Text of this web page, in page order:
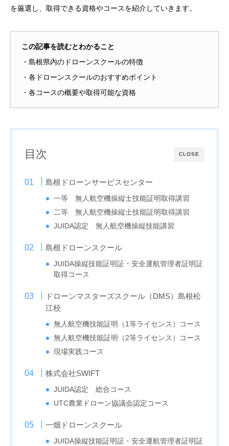
を厳選し、取得できる資格やコースを紹介していきます。
この記事を読むとわかること
・島根県内のドローンスクールの特徴
・各ドローンスクールのおすすめポイント
・各コースの概要や取得可能な資格
CLOSE
目次
島根ドローンサービスセンター
一等 無人航空機操縦士技能証明取得講習
二等 無人航空機操縦士技能証明取得講習
JUIDA認定 無人航空機操縦技能講習
島根ドローンスクール
JUIDA操縦技能証明証・安全運航管理者証明証
取得コース
ドローンマスターズスクール（DMS）島根松
江校
無人航空機技能証明（1等ライセンス）コース
無人航空機技能証明（2等ライセンス）コース
現場実践コース
株式会社SWIFT
JUIDA認定 総合コース
UTC農業ドローン協議会認定コース
一畑ドローンスクール
JUIDA操縦技能証明証・安全運航管理者証明証